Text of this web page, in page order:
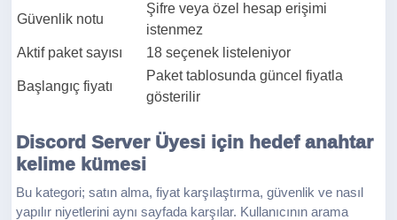
Güvenlik notu
Şifre veya özel hesap erişimi
istenmez
Aktif paket sayısı
18 seçenek listeleniyor
Başlangıç fiyatı
Paket tablosunda güncel fiyatla
gösterilir
Discord Server Üyesi için hedef anahtar
kelime kümesi
Bu kategori; satın alma, fiyat karşılaştırma, güvenlik ve nasıl
yapılır niyetlerini aynı sayfada karşılar. Kullanıcının arama